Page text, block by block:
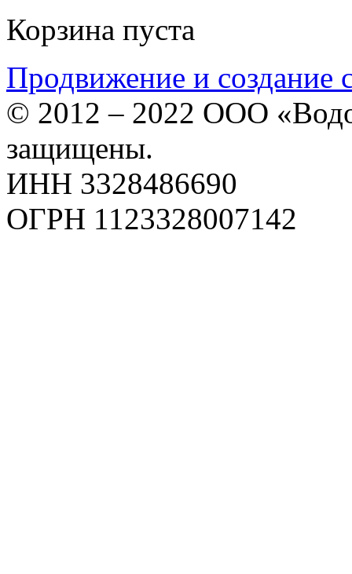
Корзина пуста
Продвижение и создание
© 2012 – 2022 ООО
защищены.
ИНН 3328486690
ОГРН 1123328007142